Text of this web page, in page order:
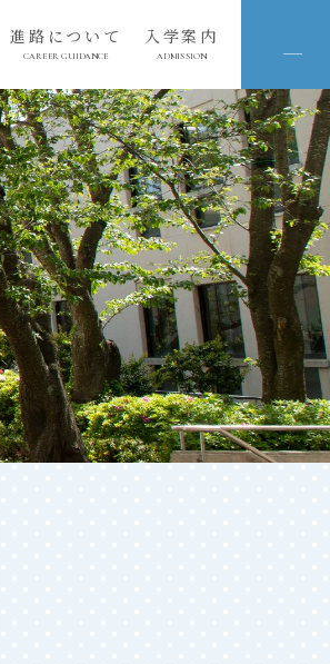
進路について
CAREER GUIDANCE
入学案内
ADMISSION